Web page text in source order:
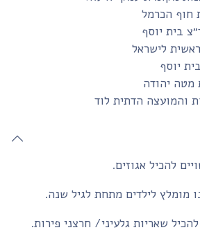
הכרמל
לישראל
יהודה
הדתית לוד
להכיל אגוזים.
לילדים מתחת לגיל שנה.
שאריות גלעיני/ חרצני פירות.